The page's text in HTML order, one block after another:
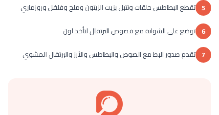
5 تقطع البطاطس حلقات وتتبل بزيت الزيتون وملح وفلفل وروزماري
6 توضع على الشواية مع فصوص البرتقال لتأخذ لون
7 تقدم صدور البط مع الصوص والبطاطس والأرز والبرتقال المشوي